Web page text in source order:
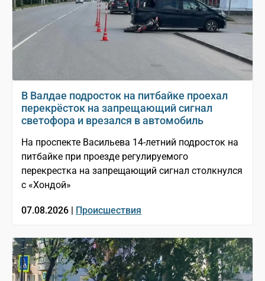
В Валдае подросток на питбайке проехал
перекрёсток на запрещающий сигнал
светофора и врезался в автомобиль
На проспекте Васильева 14-летний подросток на
питбайке при проезде регулируемого
перекрестка на запрещающий сигнал столкнулся
с «Хондой»
07.08.2026 | Происшествия